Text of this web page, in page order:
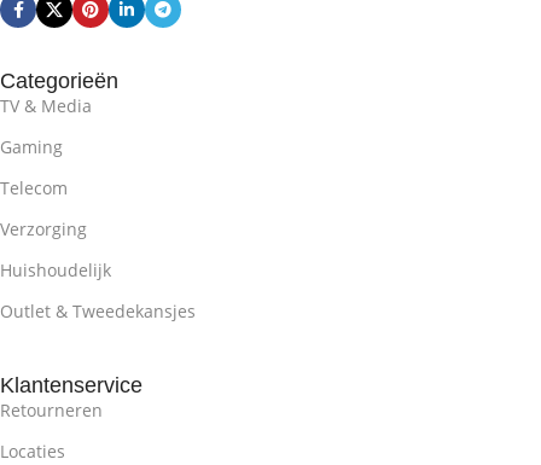
Categorieën
TV & Media
Gaming
Telecom
Verzorging
Huishoudelijk
Outlet & Tweedekansjes
Klantenservice
Retourneren
Locaties